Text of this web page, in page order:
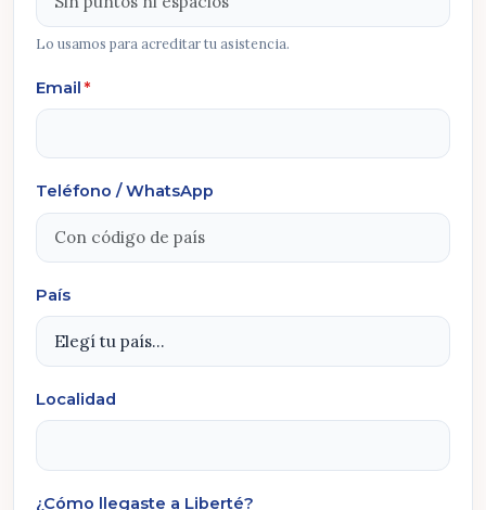
Lo usamos para acreditar tu asistencia.
Email*
Teléfono / WhatsApp
País
Localidad
¿Cómo llegaste a Liberté?